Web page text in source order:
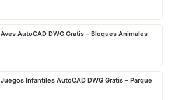
AutoCAD DWG Gratis – Bloques Animales
Infantiles AutoCAD DWG Gratis – Parque